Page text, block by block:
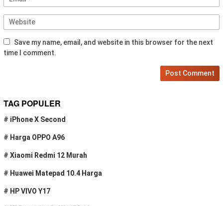
Save my name, email, and website in this browser for the next
time I comment.
TAG POPULER
# iPhone X Second
# Harga OPPO A96
# Xiaomi Redmi 12 Murah
# Huawei Matepad 10.4 Harga
# HP VIVO Y17